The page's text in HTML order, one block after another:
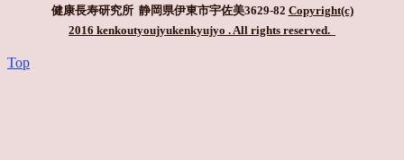
健康長寿研究所 静岡県伊東市宇佐美3629-82 Copyright(c)
2016 kenkoutyoujyukenkyujyo . All rights reserved.
Top